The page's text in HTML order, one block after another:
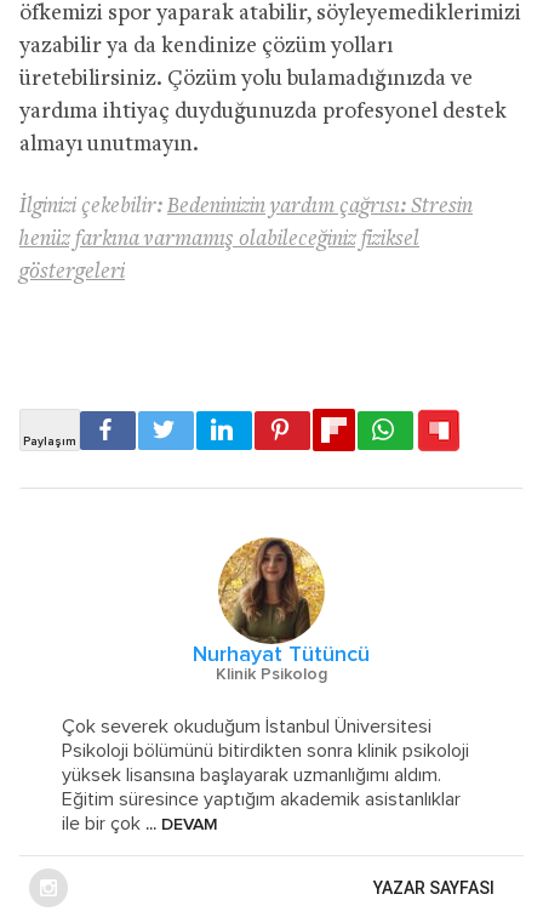
öfkemizi spor yaparak atabilir, söyleyemediklerimizi
yazabilir ya da kendinize çözüm yolları
üretebilirsiniz. Çözüm yolu bulamadığınızda ve
yardıma ihtiyaç duyduğunuzda profesyonel destek
almayı unutmayın.
İlginizi çekebilir: Bedeninizin yardım çağrısı: Stresin
henüz farkına varmamış olabileceğiniz fiziksel
göstergeleri
Nurhayat Tütüncü
Klinik Psikolog
Çok severek okuduğum İstanbul Üniversitesi
Psikoloji bölümünü bitirdikten sonra klinik psikoloji
yüksek lisansına başlayarak uzmanlığımı aldım.
Eğitim süresince yaptığım akademik asistanlıklar
ile bir çok ... DEVAM
YAZAR SAYFASI